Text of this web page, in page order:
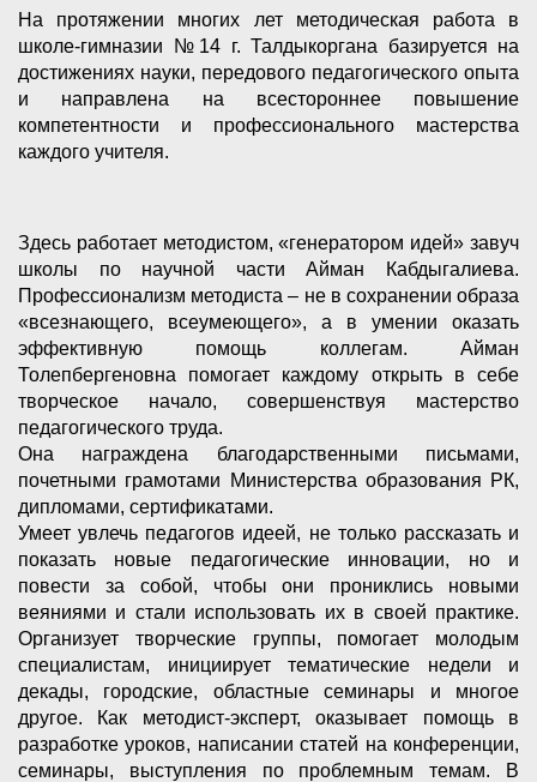
На протяжении многих лет методическая работа в
школе-гимназии №14 г. Талдыкоргана базируется на
достижениях науки, передового педагогического опыта
и направлена на всестороннее повышение
компетентности и профессионального мастерства
каждого учителя.
Здесь работает методистом, «генератором идей» завуч
школы по научной части Айман Кабдыгалиева.
Профессионализм методиста – не в сохранении образа
«всезнающего, всеумеющего», а в умении оказать
эффективную помощь коллегам. Айман
Толепбергеновна помогает каждому открыть в себе
творческое начало, совершенствуя мастерство
педагогического труда.
Она награждена благодарственными письмами,
почетными грамотами Министерства образования РК,
дипломами, сертификатами.
Умеет увлечь педагогов идеей, не только рассказать и
показать новые педагогические инновации, но и
повести за собой, чтобы они прониклись новыми
веяниями и стали использовать их в своей практике.
Организует творческие группы, помогает молодым
специалистам, инициирует тематические недели и
декады, городские, областные семинары и многое
другое. Как методист-эксперт, оказывает помощь в
разработке уроков, написании статей на конференции,
семинары, выступления по проблемным темам. В